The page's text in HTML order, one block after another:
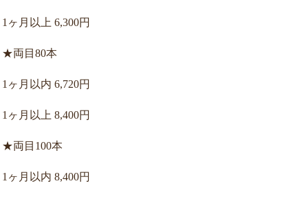
1ヶ月以上 6,300円
★両目80本
1ヶ月以内 6,720円
1ヶ月以上 8,400円
★両目100本
1ヶ月以内 8,400円